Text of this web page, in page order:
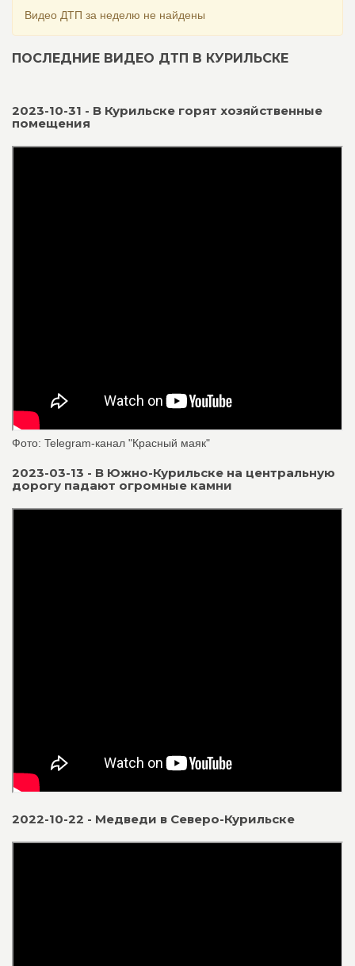
Видео ДТП за неделю не найдены
ПОСЛЕДНИЕ ВИДЕО ДТП В КУРИЛЬСКЕ
2023-10-31 - В Курильске горят хозяйственные
помещения
Фото: Telegram-канал "Красный маяк"
2023-03-13 - В Южно-Курильске на центральную
дорогу падают огромные камни
2022-10-22 - Медведи в Северо-Курильске